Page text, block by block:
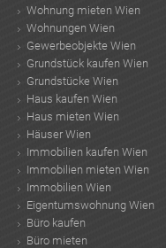
Wohnung mieten Wien
Wohnungen Wien
Gewerbeobjekte Wien
Grundstück kaufen Wien
Grundstücke Wien
Haus kaufen Wien
Haus mieten Wien
Häuser Wien
Immobilien kaufen Wien
Immobilien mieten Wien
Immobilien Wien
Eigentumswohnung Wien
Büro kaufen
Büro mieten